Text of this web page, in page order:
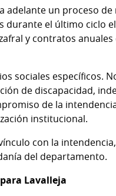
adelante un proceso
durante el último
y contratos
sociales específicos.
de discapacidad,
de la
institucional.
con la
del departamento.
Lavalleja